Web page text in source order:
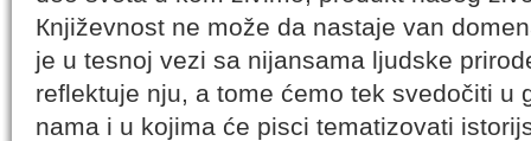
Кnjiževnost ne može da nastaje van
je u tesnoj vezi sa nijansama ljudske
reflektuje nju, a tome ćemo tek svedočiti u
nama i u kojima će pisci tematizovati